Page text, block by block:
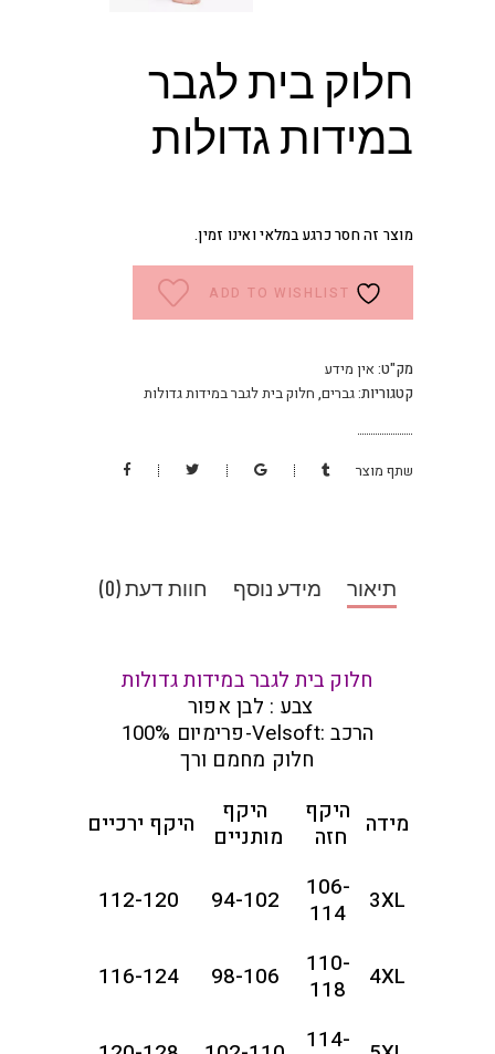
חלוק בית לגבר
במידות גדולות
מוצר זה חסר כרגע במלאי ואינו זמין.
ADD TO WISHLIST
מק"ט: אין מידע
קטגוריות:גברים, חלוק בית לגבר במידות גדולות
שתף מוצר
תיאור מידע נוסף חוות דעת (0)
חלוק בית לגבר במידות גדולות
צבע : לבן אפור
הרכב :Velsoft-פרימיום 100%
חלוק מחמם ורך
מידה היקף
חזה
היקף
מותניים
היקף ירכיים
3XL
106-
114
94-102
112-120
4XL
110-
118
98-106
116-124
114-